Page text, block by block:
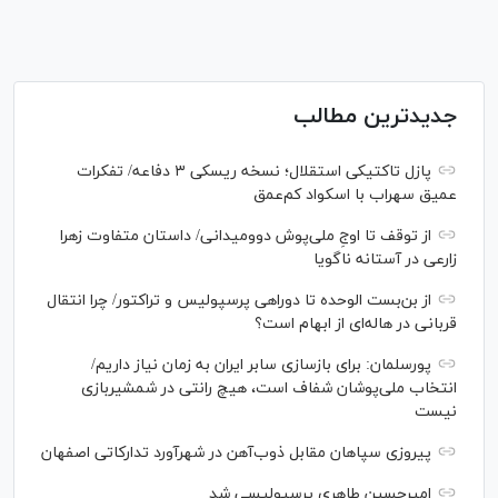
جدیدترین مطالب
پازل تاکتیکی استقلال؛ نسخه ریسکی ۳ دفاعه/ تفکرات
عمیق سهراب با اسکواد کم‌عمق
از توقف تا اوجِ ملی‌پوش دوومیدانی/ داستان متفاوت زهرا
زارعی در آستانه ناگویا
از بن‌بست الوحده تا دوراهی پرسپولیس و تراکتور/ چرا انتقال
قربانی در هاله‌ای از ابهام است؟
پورسلمان: برای بازسازی سابر ایران به زمان نیاز داریم/
انتخاب ملی‌پوشان شفاف است، هیچ رانتی در شمشیربازی
نیست
پیروزی سپاهان مقابل ذوب‌آهن در شهرآورد تدارکاتی اصفهان
امیرحسین طاهری پرسپولیسی شد